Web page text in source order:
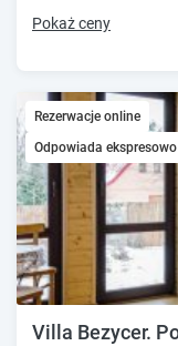
Pokaż ceny
Rezerwacje online
Odpowiada ekspresowo
Villa Bezycer.